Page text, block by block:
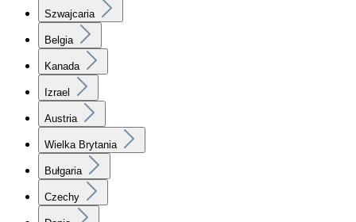
Szwajcaria
Belgia
Kanada
Izrael
Austria
Wielka Brytania
Bułgaria
Czechy